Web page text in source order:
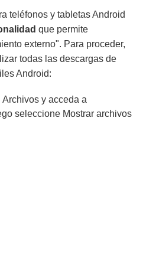
teléfonos y tabletas Android
que permite
externo". Para proceder,
todas las descargas de
Android:
y acceda a
seleccione Mostrar archivos